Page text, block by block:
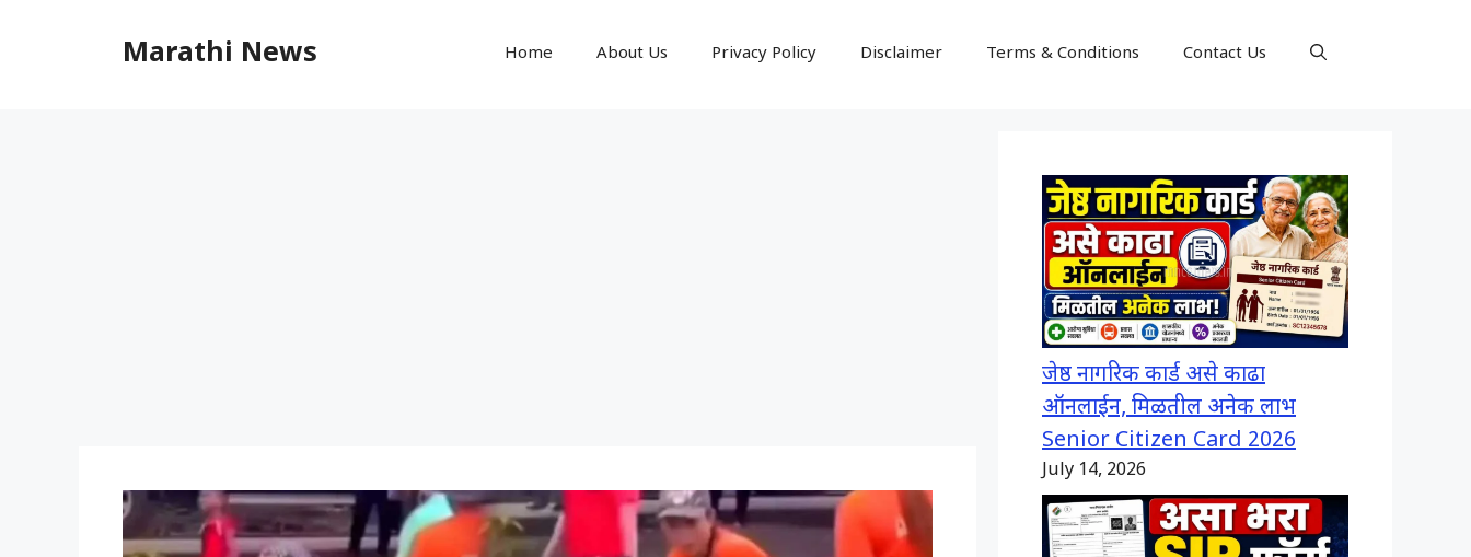
Marathi News Home About Us Privacy Policy Disclaimer Terms & Conditions Contact Us
जेष्ठ नागरिक कार्ड असे काढा
ऑनलाईन, मिळतील अनेक लाभ
Senior Citizen Card 2026
July 14, 2026